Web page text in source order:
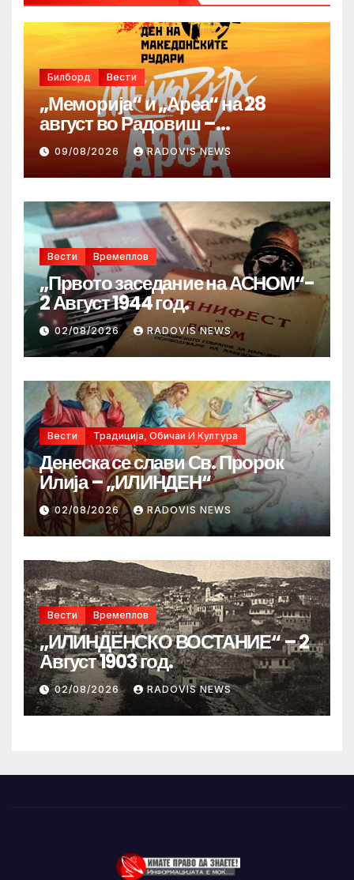
Билборд Вести
„Меморија“ и „Ареа“ на 28
август во Радовиш –
продолжува традицијата за
Денот на македонските рудари
09/08/2026 RADOVIS NEWS
Вести Времеплов
„Првото заседание на АСНОМ“-
2 Август 1944 год.
02/08/2026 RADOVIS NEWS
Вести Традиција, Обичаи И Култура
Денеска се слави Св. Пророк
Илија – „ИЛИНДЕН“
02/08/2026 RADOVIS NEWS
Вести Времеплов
„ИЛИНДЕНСКО ВОСТАНИЕ“ – 2
Август 1903 год.
02/08/2026 RADOVIS NEWS